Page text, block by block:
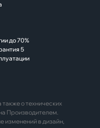
до 70%
5
о технических
Производителем.
изменений в дизайн,